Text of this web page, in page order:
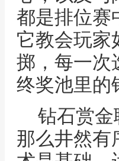
都是排位赛
它教会玩家
掷，每一次
终奖池里的
钻石赏
那么井然有